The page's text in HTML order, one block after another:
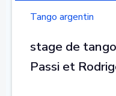
Tango argentin
stage de
Passi et